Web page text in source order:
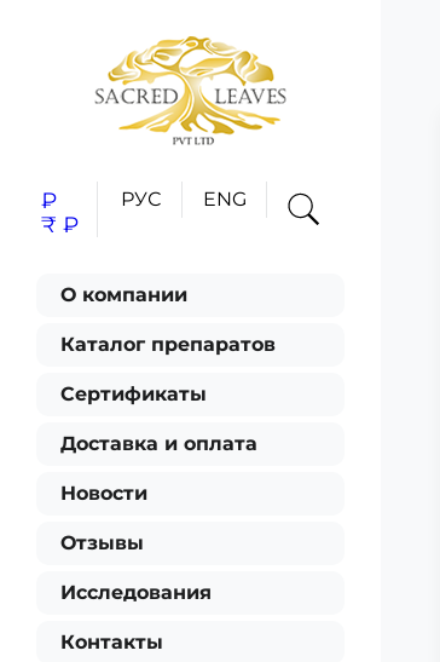
₽
₹ ₽
РУС ENG
О компании
Каталог препаратов
Сертификаты
Доставка и оплата
Новости
Отзывы
Исследования
Контакты